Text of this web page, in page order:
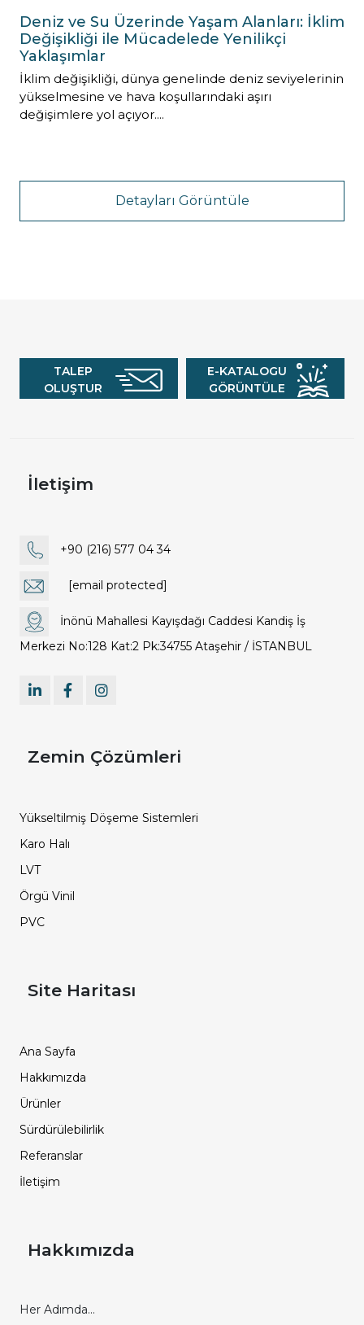
Deniz ve Su Üzerinde Yaşam Alanları: İklim
Değişikliği ile Mücadelede Yenilikçi
Yaklaşımlar
İklim değişikliği, dünya genelinde deniz seviyelerinin
yükselmesine ve hava koşullarındaki aşırı
değişimlere yol açıyor....
Detayları Görüntüle
TALEP
OLUŞTUR
E-KATALOGU
GÖRÜNTÜLE
İletişim
+90 (216) 577 04 34
[email protected]
İnönü Mahallesi Kayışdağı Caddesi Kandiş İş
Merkezi No:128 Kat:2 Pk:34755 Ataşehir / İSTANBUL
Zemin Çözümleri
Yükseltilmiş Döşeme Sistemleri
Karo Halı
LVT
Örgü Vinil
PVC
Site Haritası
Ana Sayfa
Hakkımızda
Ürünler
Sürdürülebilirlik
Referanslar
İletişim
Hakkımızda
Her Adımda...